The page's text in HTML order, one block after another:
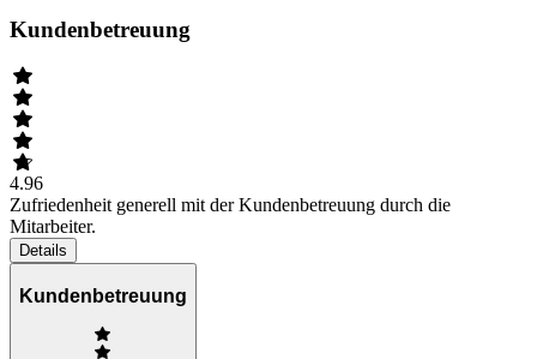
Kundenbetreuung
4.96
Zufriedenheit generell mit der Kundenbetreuung durch die
Mitarbeiter.
Details
Kundenbetreuung